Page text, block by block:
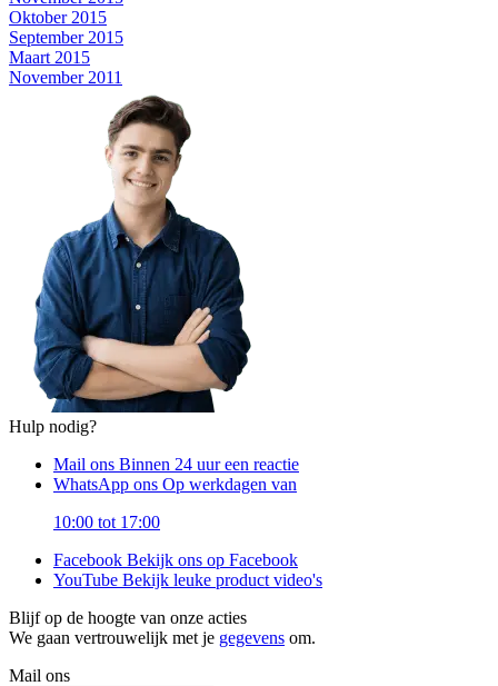
Oktober 2015
September 2015
Maart 2015
November 2011
Hulp nodig?
Mail ons Binnen 24 uur een reactie
WhatsApp ons Op werkdagen van
10:00 tot 17:00
Facebook Bekijk ons op Facebook
YouTube Bekijk leuke product video's
Blijf op de hoogte van onze acties
We gaan vertrouwelijk met je gegevens om.
Mail ons